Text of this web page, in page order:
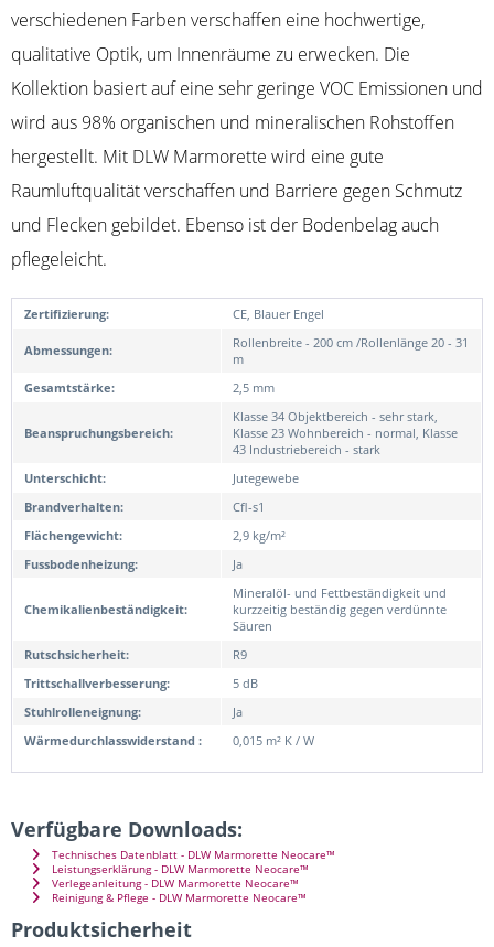
verschiedenen Farben verschaffen eine hochwertige,
qualitative Optik, um Innenräume zu erwecken. Die
Kollektion basiert auf eine sehr geringe VOC Emissionen und
wird aus 98% organischen und mineralischen Rohstoffen
hergestellt. Mit DLW Marmorette wird eine gute
Raumluftqualität verschaffen und Barriere gegen Schmutz
und Flecken gebildet. Ebenso ist der Bodenbelag auch
pflegeleicht.
Zertifizierung: CE, Blauer Engel
Abmessungen:
Rollenbreite - 200 cm /Rollenlänge 20 - 31
m
Gesamtstärke:
2,5 mm
Beanspruchungsbereich:
Klasse 34 Objektbereich - sehr stark,
Klasse 23 Wohnbereich - normal, Klasse
43 Industriebereich - stark
Unterschicht:
Jutegewebe
Brandverhalten:
Cfl-s1
Flächengewicht:
2,9 kg/m²
Fussbodenheizung:
Ja
Chemikalienbeständigkeit:
Mineralöl- und Fettbeständigkeit und
kurzzeitig beständig gegen verdünnte
Säuren
Rutschsicherheit:
R9
Trittschallverbesserung:
5 dB
Stuhlrolleneignung:
Ja
Wärmedurchlasswiderstand :
0,015 m² K / W
Verfügbare Downloads:
Technisches Datenblatt - DLW Marmorette Neocare™
Leistungserklärung - DLW Marmorette Neocare™
Verlegeanleitung - DLW Marmorette Neocare™
Reinigung & Pflege - DLW Marmorette Neocare™
Produktsicherheit